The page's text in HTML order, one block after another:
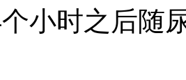
小时之后随